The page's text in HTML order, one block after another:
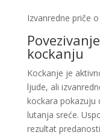
Izvanredne priče
kockanju
Kockanje je
ljude, ali
kockara pokazuju
lutanja sreće.
rezultat